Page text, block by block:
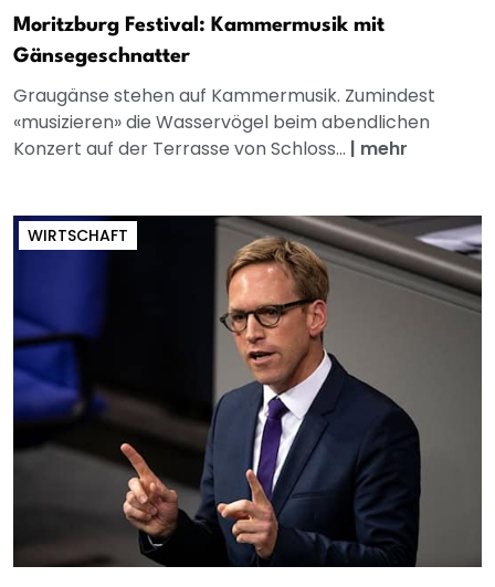
Moritzburg Festival: Kammermusik mit
Gänsegeschnatter
Graugänse stehen auf Kammermusik. Zumindest
«musizieren» die Wasservögel beim abendlichen
Konzert auf der Terrasse von Schloss... | mehr
WIRTSCHAFT